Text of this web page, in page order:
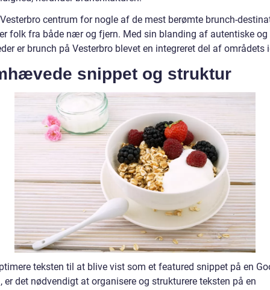
centrum for nogle af de mest berømte brunch-
folk fra både nær og fjern. Med sin blanding af autentiske og
er brunch på Vesterbro blevet en integreret del af områdets
snippet og struktur
teksten til at blive vist som et featured snippet på en
er det nødvendigt at organisere og strukturere teksten på en